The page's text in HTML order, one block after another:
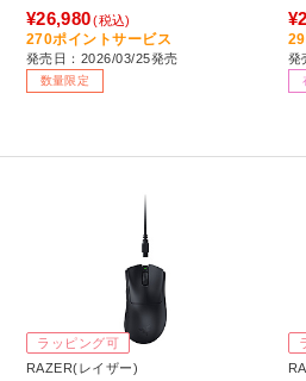
(ワイヤレス) /6ボタン /USB］
【sof001】
¥26,980(税込)
270ポイントサービス
発売日：2026/03/25発売
数量限定
発
ラッピング可
RAZER(レイザー)